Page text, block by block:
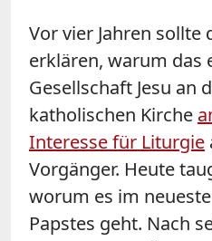
Vor vier Jahren sollte
erklären, warum das
Gesellschaft Jesu an
katholischen Kirche
Interesse für Liturgie
Vorgänger. Heute
worum es im
Papstes geht. Nach